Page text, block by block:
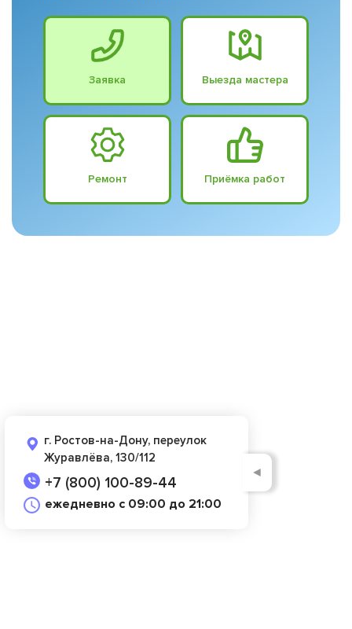
Заявка Выезда мастера
Ремонт Приёмка работ
г. Ростов-на-Дону, переулок
Журавлёва, 130/112
+7 (800) 100-89-44
ежедневно с 09:00 до 21:00
◄